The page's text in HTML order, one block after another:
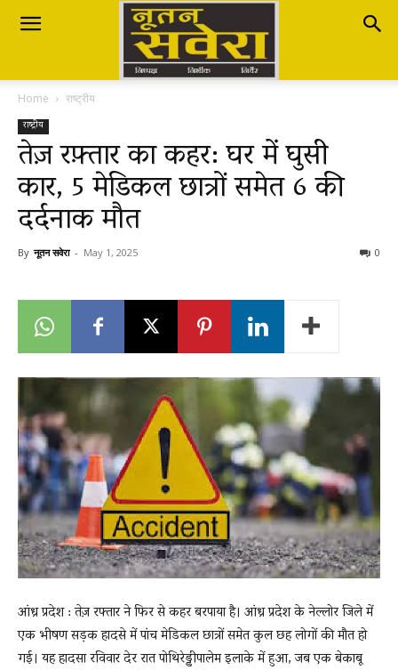
Nutan
Savera
नूतन
सवेरा
Breaking
News
LIVE
Home राष्ट्रीय
राष्ट्रीय
तेज़ रफ़्तार का कहर: घर में घुसी
कार, 5 मेडिकल छात्रों समेत 6 की
दर्दनाक मौत
By नूतन सवेरा - May 1, 2025 0
आंध्र प्रदेश : तेज़ रफ्तार ने फिर से कहर बरपाया है। आंध्र प्रदेश के नेल्लोर जिले में
एक भीषण सड़क हादसे में पांच मेडिकल छात्रों समेत कुल छह लोगों की मौत हो
गई। यह हादसा रविवार देर रात पोथिरेड्डीपालेम इलाके में हुआ, जब एक बेकाबू